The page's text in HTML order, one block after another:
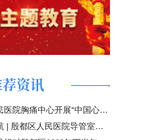
资讯
医院胸痛中心开展“中国心梗
教活动
| 殷都区人民医院导管室两